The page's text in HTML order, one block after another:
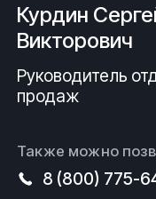
Курдин
Викторович
Руководитель
продаж
Также можно
8 (800) 775-